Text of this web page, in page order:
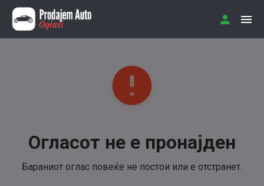
Огласот не е пронајден
Бараниот оглас повеќе не постои или е отстранет.